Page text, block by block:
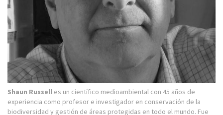
Shaun Russell es un científico medioambiental con 45 años de
experiencia como profesor e investigador en conservación de la
biodiversidad y gestión de áreas protegidas en todo el mundo. Fue